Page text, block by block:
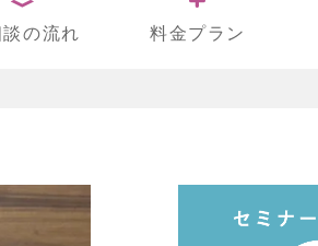
談の流れ 料金プラン